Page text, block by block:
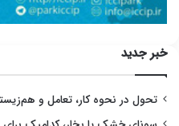
خبر جدید
تحول در نحوه کار، تعامل و